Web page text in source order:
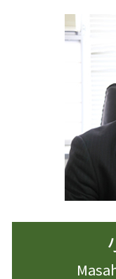
著作権 著作者
企業法務 改正
企業法務 顧問
企業法務 港区
企業法務 契約
遺産分割調停
遺言書作成 杉
遺産分割 預貯金
相続 専門家
相続 調停 流れ
遺言書作成 大
相続 手続き
相続 手続き
離婚したい 男
離婚 親
離婚 慰謝料
離婚 家 名義
財産分与 時効
離婚したい 準備
離婚 夫から
離婚 慰謝料 理
離婚 慰謝料 モ
離婚 杉並区